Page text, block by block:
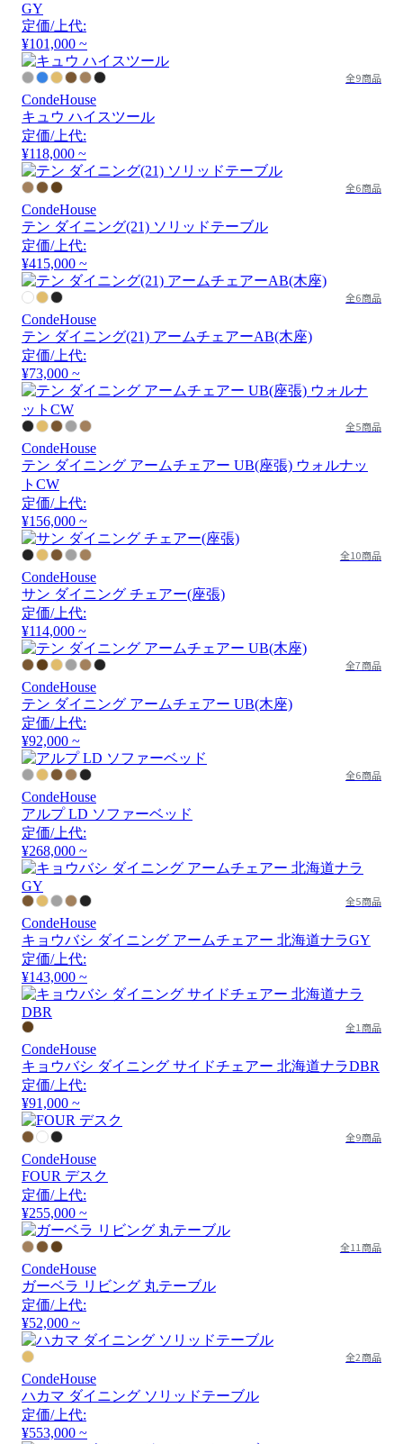
GY
定価/上代:
¥101,000 ~
全9商品
CondeHouse
キュウ ハイスツール
定価/上代:
¥118,000 ~
全6商品
CondeHouse
テン ダイニング(21) ソリッドテーブル
定価/上代:
¥415,000 ~
全6商品
CondeHouse
テン ダイニング(21) アームチェアーAB(木座)
定価/上代:
¥73,000 ~
全5商品
CondeHouse
テン ダイニング アームチェアー UB(座張) ウォルナッ
トCW
定価/上代:
¥156,000 ~
全10商品
CondeHouse
サン ダイニング チェアー(座張)
定価/上代:
¥114,000 ~
全7商品
CondeHouse
テン ダイニング アームチェアー UB(木座)
定価/上代:
¥92,000 ~
全6商品
CondeHouse
アルプ LD ソファーベッド
定価/上代:
¥268,000 ~
全5商品
CondeHouse
キョウバシ ダイニング アームチェアー 北海道ナラGY
定価/上代:
¥143,000 ~
全1商品
CondeHouse
キョウバシ ダイニング サイドチェアー 北海道ナラDBR
定価/上代:
¥91,000 ~
全9商品
CondeHouse
FOUR デスク
定価/上代:
¥255,000 ~
全11商品
CondeHouse
ガーベラ リビング 丸テーブル
定価/上代:
¥52,000 ~
全2商品
CondeHouse
ハカマ ダイニング ソリッドテーブル
定価/上代:
¥553,000 ~